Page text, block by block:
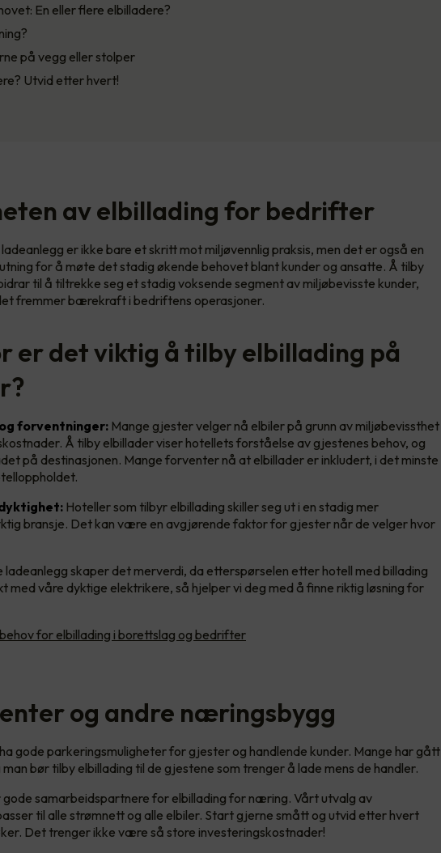
En eller flere elbilladere?
på vegg eller stolper
Utvid etter hvert!
av elbillading for bedrifter
er ikke bare et skritt mot miljøvennlig praksis, men det er også en
for å møte det stadig økende behovet blant kunder og ansatte. Å tilby
til å tiltrekke seg et stadig voksende segment av miljøbevisste kunder,
fremmer bærekraft i bedriftens operasjoner.
er det viktig å tilby elbillading på
forventninger: Mange gjester velger nå elbiler på grunn av miljøbevissthet
Å tilby elbillader viser hotellets forståelse av gjestenes behov, og
på destinasjonen. Mange forventer nå at elbillader er inkludert, i det minste
Hoteller som tilbyr elbillading skiller seg ut i en stadig mer
bransje. Det kan være en avgjørende faktor for gjester når de velger hvor
ladeanlegg skaper det merverdi, da etterspørselen etter hotell med billading
med våre dyktige elektrikere, så hjelper vi deg med å finne riktig løsning for
for elbillading i borettslag og bedrifter
og andre næringsbygg
gode parkeringsmuligheter for gjester og handlende kunder. Mange har gått
bør tilby elbillading til de gjestene som trenger å lade mens de handler.
gode samarbeidspartnere for elbillading for næring. Vårt utvalg av
til alle strømnett og alle elbiler. Start gjerne smått og utvid etter hvert
Det trenger ikke være så store investeringskostnader!